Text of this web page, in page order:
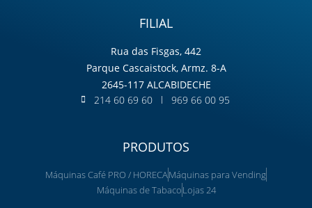
FILIAL
Rua das Fisgas, 442
Parque Cascaistock, Armz. 8-A
2645-117 ALCABIDECHE
214 60 69 60 l 969 66 00 95
PRODUTOS
Máquinas Café PRO / HORECAMáquinas para Vending
Máquinas de TabacoLojas 24